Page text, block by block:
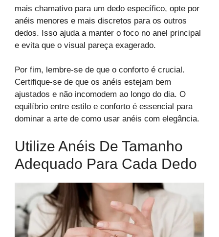
mais chamativo para um dedo específico, opte por
anéis menores e mais discretos para os outros
dedos. Isso ajuda a manter o foco no anel principal
e evita que o visual pareça exagerado.
Por fim, lembre-se de que o conforto é crucial.
Certifique-se de que os anéis estejam bem
ajustados e não incomodem ao longo do dia. O
equilíbrio entre estilo e conforto é essencial para
dominar a arte de como usar anéis com elegância.
Utilize Anéis De Tamanho
Adequado Para Cada Dedo